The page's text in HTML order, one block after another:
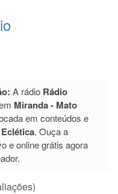
A rádio Rádio
Miranda - Mato
em conteúdos e
Eclética. Ouça a
e online grátis agora